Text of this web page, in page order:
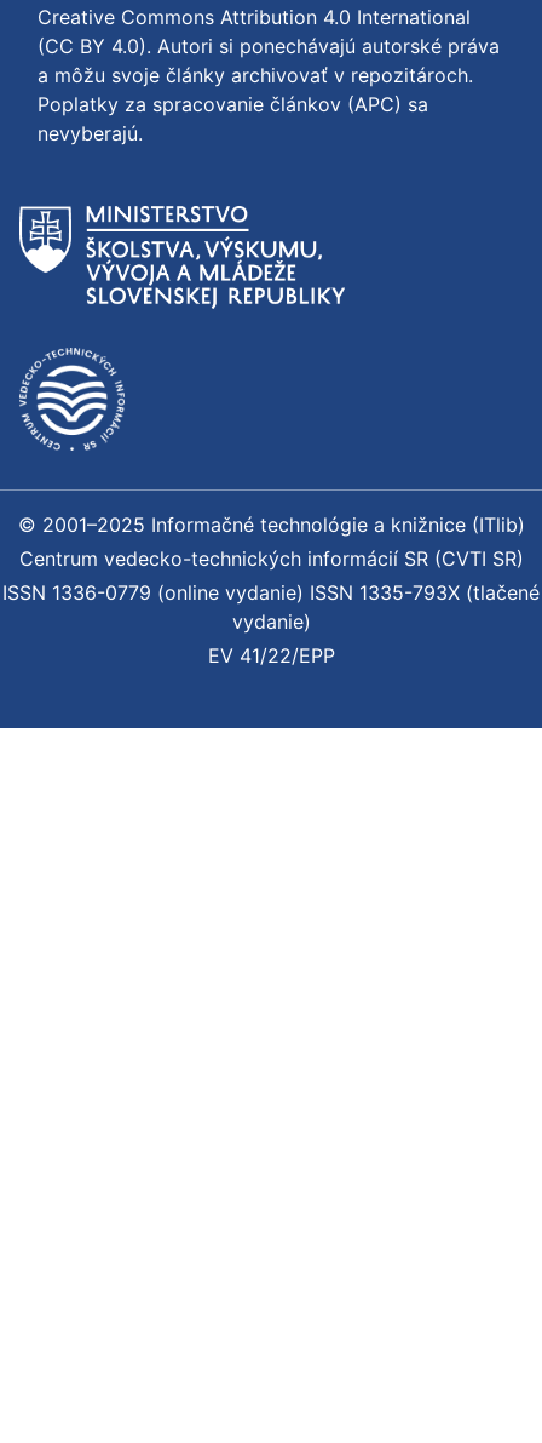
Creative Commons Attribution 4.0 International
(CC BY 4.0). Autori si ponechávajú autorské práva
a môžu svoje články archivovať v repozitároch.
Poplatky za spracovanie článkov (APC) sa
nevyberajú.
© 2001–2025 Informačné technológie a knižnice (ITlib)
Centrum vedecko-technických informácií SR (CVTI SR)
ISSN 1336-0779 (online vydanie) ISSN 1335-793X (tlačené
vydanie)
EV 41/22/EPP